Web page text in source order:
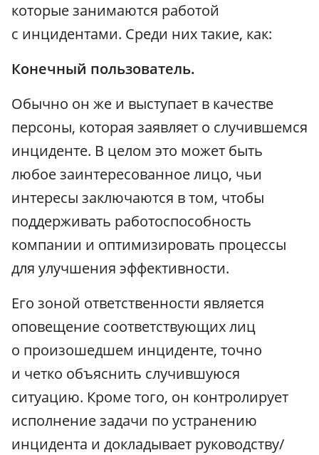
которые занимаются работой
с инцидентами. Среди них такие, как:
Конечный пользователь.
Обычно он же и выступает в качестве
персоны, которая заявляет о случившемся
инциденте. В целом это может быть
любое заинтересованное лицо, чьи
интересы заключаются в том, чтобы
поддерживать работоспособность
компании и оптимизировать процессы
для улучшения эффективности.
Его зоной ответственности является
оповещение соответствующих лиц
о произошедшем инциденте, точно
и четко объяснить случившуюся
ситуацию. Кроме того, он контролирует
исполнение задачи по устранению
инцидента и докладывает руководству/